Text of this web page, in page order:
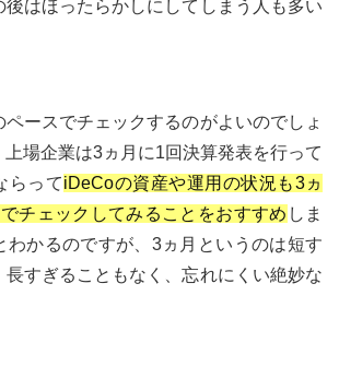
後はほったらかしにしてしまう人も多い
ースでチェックするのがよいのでしょ
場企業は3ヵ月に1回決算発表を行って
らってiDeCoの資産や運用の状況も3ヵ
チェックしてみることをおすすめ しま
わかるのですが、3ヵ月というのは短す
長すぎることもなく、忘れにくい絶妙な